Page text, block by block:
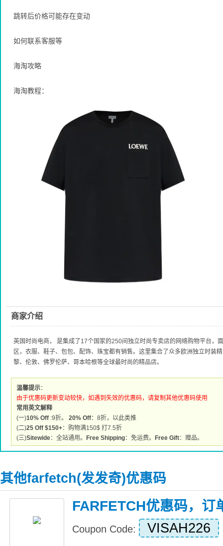
跳转后价格可能存在变动
如何联系客服等
海淘攻略
海淘教程：
商家介绍
英国时尚电商， 是集成了17个国家的250间独立时尚专卖店的网络购物平台，
区，衣服、鞋子、包包、配饰、珠宝都有销售。这里集合了众多欧洲独立时装
黎、伦敦、佛罗伦萨、哥本哈根等全球最时尚的精品店。
温馨提示：
由于优惠码更新变动较快，如遇到失效的优惠码，请复制其他优惠码使用
常用英文解释
(一)10% Off :9折。 20% Off：8折，以此类推
(二)25 Off $150+：购物满150$ 打7.5折
(三)Sitewide：全站通用。 Free Shipping：免运费。 Free Gift：赠品。
其他farfetch(发发奇)优惠码
FARFETCH优惠码，订
Coupon Code: VISAH226